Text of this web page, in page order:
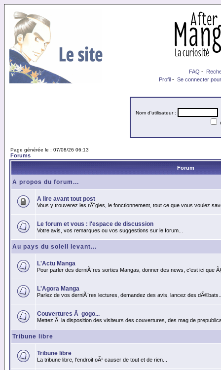
FAQ -
Profil - Se connecter
Nom d'utilisateur :
Page générée le : 07/08/26 06:13
Forums
Forum
A propos du forum...
A lire avant tout post
Vous y trouverez les rÃ¨gles, le fonctionnement, tout ce que vous voulez
Le forum et vous : l'espace de discussion
Votre avis, vos remarques ou vos suggestions sur le forum...
Au pays du soleil levant...
L'Actu Manga
Pour parler des derniÃ¨res sorties Mangas, donner des news, c'est ici que
L'Agora Manga
Parlez de vos derniÃ¨res lectures, demandez des avis, lancez des
Couvertures Ã gogo...
Mettez Ã la disposition des visiteurs des couvertures, des mag de
Tribune libre
Tribune libre
La tribune libre, l'endroit oÃ¹ causer de tout et de rien...